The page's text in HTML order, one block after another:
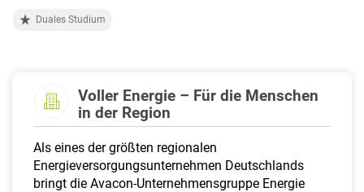
Duales Studium
Voller Energie – Für die Menschen
in der Region
Als eines der größten regionalen
Energieversorgungsunternehmen Deutschlands
bringt die Avacon-Unternehmensgruppe Energie